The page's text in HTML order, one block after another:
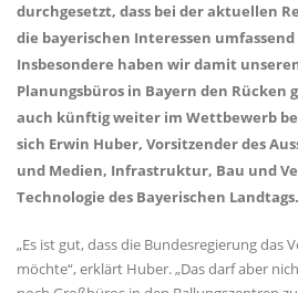
durchgesetzt, dass bei der aktuellen
die bayerischen Interessen
Insbesondere haben wir damit
Planungsbüros in Bayern den Rücken
auch künftig weiter im Wettbewerb
sich Erwin Huber, Vorsitzender des
und Medien, Infrastruktur, Bau und
Technologie des Bayerischen Landtags.
Es ist gut, dass die Bundesregierung das
möchte“, erklärt Huber. „Das darf aber